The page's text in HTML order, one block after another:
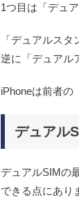
1つ目は「デュ
「デュアルス
逆に「デュアル
iPhoneは前者の
デュアル
デュアルSIMの
できる点にあり